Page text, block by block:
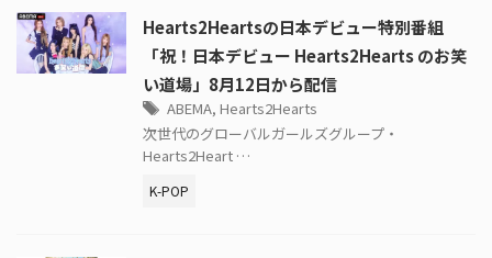
Hearts2Heartsの日本デビュー特別番組
「祝！日本デビュー Hearts2Hearts のお笑
い道場」8月12日から配信
ABEMA, Hearts2Hearts
次世代のグローバルガールズグループ・
Hearts2Heart …
K-POP